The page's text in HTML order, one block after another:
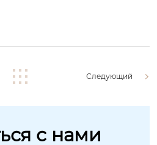
Следующий
с нами